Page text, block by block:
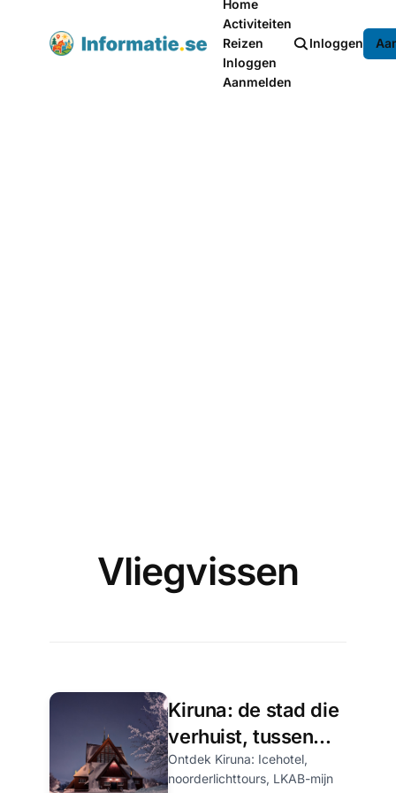
Home
Activiteiten
Reizen
Inloggen
Aanmelden
Inloggen
Vliegvissen
Kiruna: de stad die
verhuist, tussen
noorderlicht en
Ontdek Kiruna: Icehotel,
noorderlichttours, LKAB-mijn